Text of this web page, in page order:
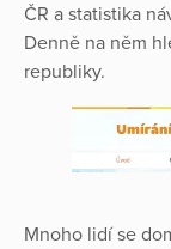
ČR a statistika
Denně na něm
republiky.
Mnoho lidí se